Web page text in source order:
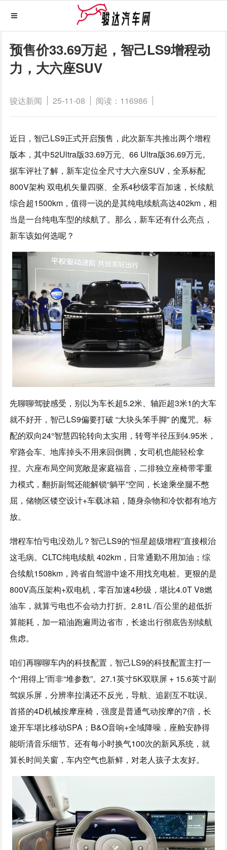
预售价33.69万起，智己LS9增程动
力，大六座SUV
骏达新闻 25-11-08 阅读：116986
近日，智己LS9正式开启预售，此次新车共推出两个增程
版本，其中52Ultra版33.69万元、66 Ultra版36.69万元。
据车评社了解，新车定位全尺寸大六座SUV，全系标配
800V架构 双电机矢量四驱、全系4秒级零百加速，长续航
综合超1500km，值得一说的是其纯电续航高达402km，相
当是一台纯电车型的续航了。那么，新车还有什么亮点，
新车该如何选呢？
先聊聊驾驶感受，别以为车长超5.2米、轴距超3米1的大车
就不好开，智己LS9偏要打破 “大块头笨手脚” 的魔咒。标
配的双向24°智慧四轮转向太实用，转弯半径压到4.95米，
窄路会车、地库掉头不用来回倒腾，女司机也能轻松拿
捏。六座布局空间宽敞是家庭福音，二排独立座椅带零重
力模式，翻折副驾还能解锁“躺平”空间，长途乘坐腿不憋
屈，储物区镂空设计+车载冰箱，随身杂物和冷饮都有地方
放。
增程车怕亏电没劲儿？智己LS9的“恒星超级增程”直接根治
这毛病。CLTC纯电续航 402km，日常通勤不用加油；综
合续航1508km，跨省自驾游中途不用找充电桩。更狠的是
800V高压架构+双电机，零百加速4秒级，堪比4.0T V8燃
油车，就算亏电也不会动力打折。2.81L /百公里的超低折
算能耗，加一箱油跑遍周边省市，长途出行彻底告别续航
焦虑。
咱们再聊聊车内的科技配置，智己LS9的科技配置主打一
个“用得上”而非“堆参数”。27.1英寸5K双联屏 + 15.6英寸副
驾娱乐屏，分辨率拉满还不反光，导航、追剧互不耽误。
首搭的4D机械按摩座椅，强度是普通气动按摩的7倍，长
途开车堪比移动SPA；B&O音响+全域降噪，座舱安静得
能听清音乐细节。还有每小时换气100次的新风系统，就
算长时间关窗，车内空气也新鲜，对老人孩子太友好。